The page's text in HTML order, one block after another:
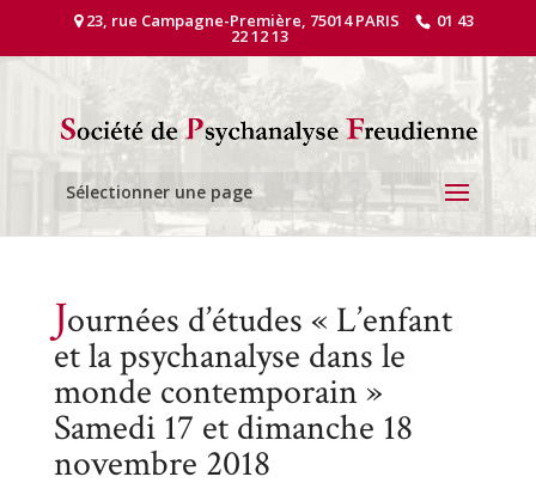
23, rue Campagne-Première, 75014 PARIS 01 43
22 12 13
Sélectionner une page
Journées d’études « L’enfant
et la psychanalyse dans le
monde contemporain »
Samedi 17 et dimanche 18
novembre 2018